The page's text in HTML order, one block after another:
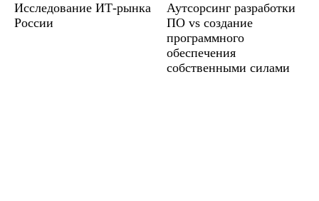
Исследование ИТ-рынка
России
Аутсорсинг разработки
ПО vs создание
программного
обеспечения
собственными силами